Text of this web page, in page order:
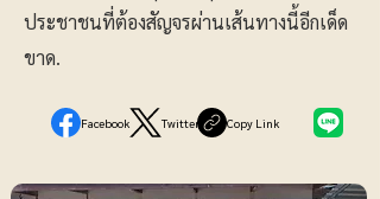
ประชาชนที่ต้องสัญจรผ่านเส้นทางนี้อีกเด็ด
ขาด.
Facebook Twitter Copy Link